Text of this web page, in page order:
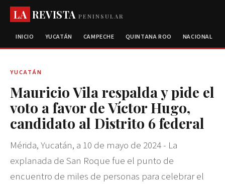
LA REVISTAPENINSULAR
INICIO YUCATÁN CAMPECHE QUINTANA ROO NACIONAL
YUCATÁN
Mauricio Vila respalda y pide el
voto a favor de Víctor Hugo,
candidato al Distrito 6 federal
Mérida, Yucatán, a 10 de mayo de 2024 - La
explanada de San Roque fue el punto de
encuentro de miles de personas para celebrar el